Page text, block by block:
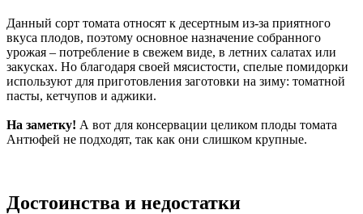
Данный сорт томата относят к десертным из-за приятного
вкуса плодов, поэтому основное назначение собранного
урожая – потребление в свежем виде, в летних салатах или
закусках. Но благодаря своей мясистости, спелые помидорки
используют для приготовления заготовки на зиму: томатной
пасты, кетчупов и аджики.
На заметку! А вот для консервации целиком плоды томата
Антюфей не подходят, так как они слишком крупные.
Достоинства и недостатки